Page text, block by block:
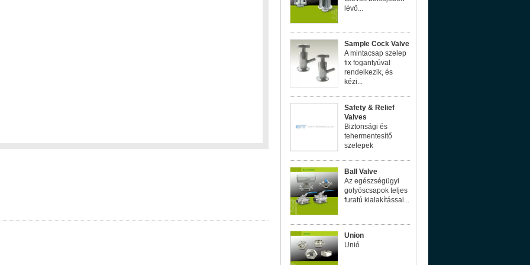
lévő...
Sample Cock Valve
A mintacsap szelep
fix fogantyúval
rendelkezik, és
kézi...
Safety & Relief
Valves
Biztonsági és
tehermentesítő
szelepek
Ball Valve
Az egészségügyi
golyóscsapok teljes
furatú kialakítással...
Union
Unió